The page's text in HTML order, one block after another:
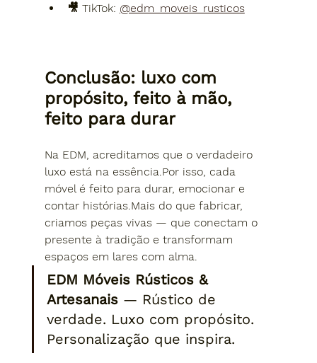
🎥 TikTok: @edm_moveis_rusticos
Conclusão: luxo com
propósito, feito à mão,
feito para durar
Na EDM, acreditamos que o verdadeiro
luxo está na essência.Por isso, cada
móvel é feito para durar, emocionar e
contar histórias.Mais do que fabricar,
criamos peças vivas — que conectam o
presente à tradição e transformam
espaços em lares com alma.
EDM Móveis Rústicos &
Artesanais — Rústico de
verdade. Luxo com propósito.
Personalização que inspira.